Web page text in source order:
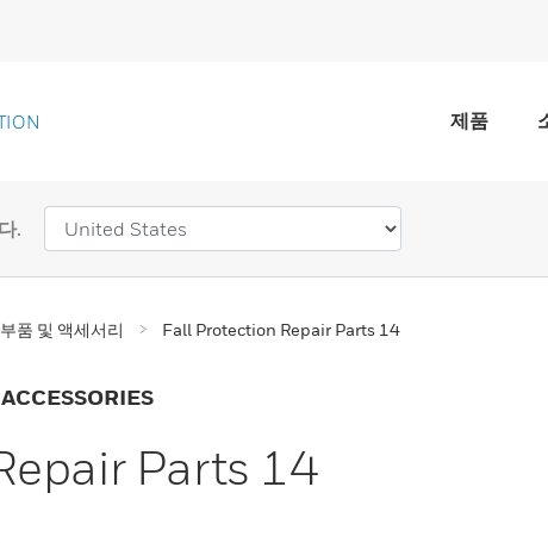
제품
.
품 및 액세서리 Fall Protection Repair Parts 14
Parts 14